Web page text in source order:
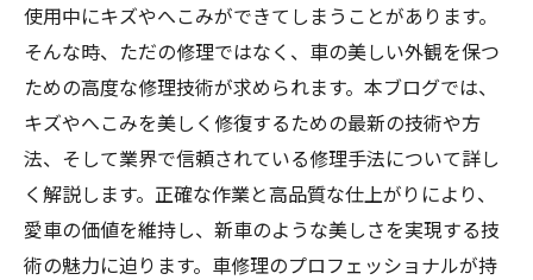
使用中にキズやへこみができてしまうことがあります。
そんな時、ただの修理ではなく、車の美しい外観を保つ
ための高度な修理技術が求められます。本ブログでは、
キズやへこみを美しく修復するための最新の技術や方
法、そして業界で信頼されている修理手法について詳し
く解説します。正確な作業と高品質な仕上がりにより、
愛車の価値を維持し、新車のような美しさを実現する技
術の魅力に迫ります。車修理のプロフェッショナルが持